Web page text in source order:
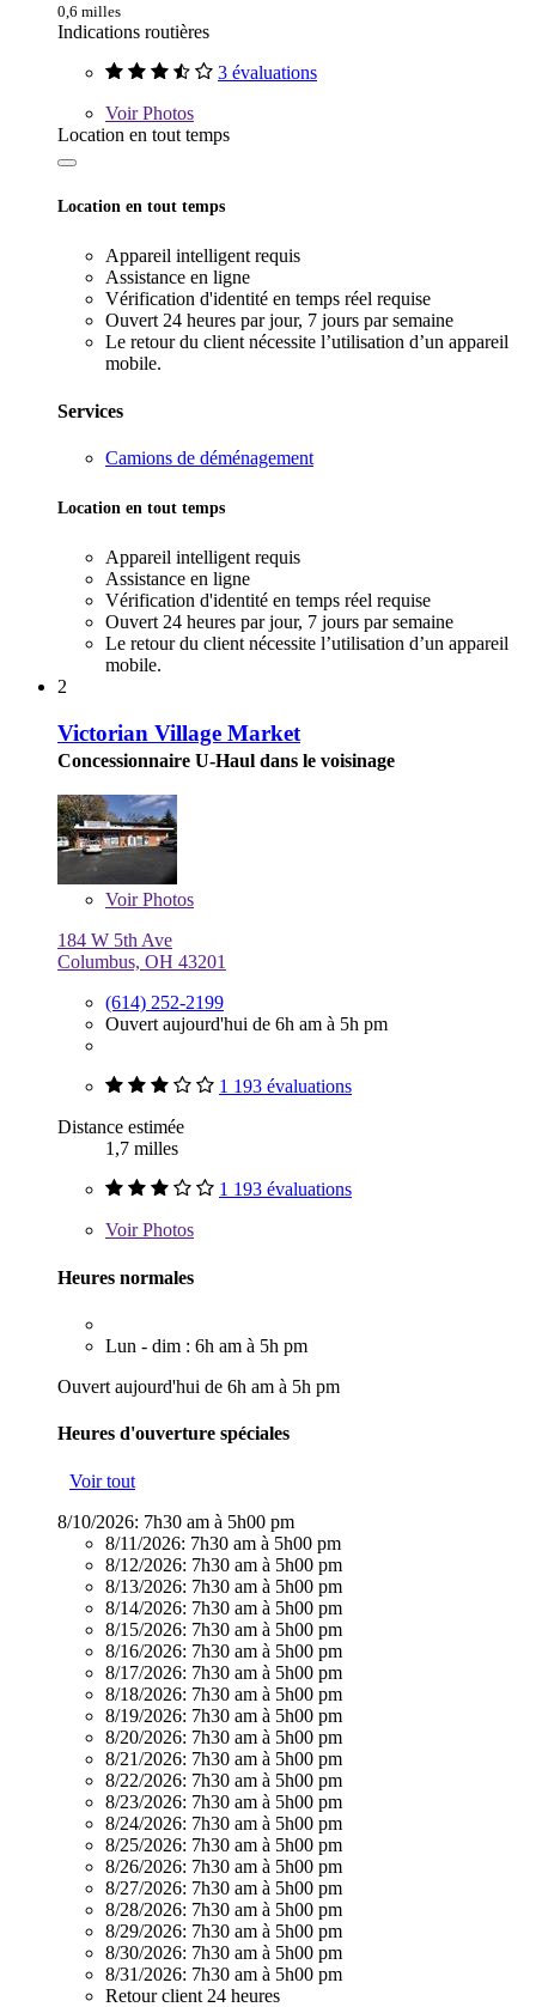
0,6 milles
Indications routières
3 évaluations
VoirPhotos
Location en tout temps
Location en tout temps
Appareil intelligent requis
Assistance en ligne
Vérification d'identité en temps réel requise
Ouvert 24 heures par jour, 7 jours par semaine
Le retour du client nécessite l’utilisation d’un appareil
mobile.
Services
Camions de déménagement
Location en tout temps
Appareil intelligent requis
Assistance en ligne
Vérification d'identité en temps réel requise
Ouvert 24 heures par jour, 7 jours par semaine
Le retour du client nécessite l’utilisation d’un appareil
mobile.
2
Victorian Village Market
Concessionnaire U-Haul dans le voisinage
VoirPhotos
184 W 5th Ave
Columbus, OH 43201
(614) 252-2199
Ouvert aujourd'hui de 6h am à 5h pm
1 193 évaluations
Distance estimée
1,7 milles
1 193 évaluations
VoirPhotos
Heures normales
Lun - dim : 6h am à 5h pm
Ouvert aujourd'hui de 6h am à 5h pm
Heures d'ouverture spéciales
Voir tout
8/10/2026: 7h30 am à 5h00 pm
8/11/2026: 7h30 am à 5h00 pm
8/12/2026: 7h30 am à 5h00 pm
8/13/2026: 7h30 am à 5h00 pm
8/14/2026: 7h30 am à 5h00 pm
8/15/2026: 7h30 am à 5h00 pm
8/16/2026: 7h30 am à 5h00 pm
8/17/2026: 7h30 am à 5h00 pm
8/18/2026: 7h30 am à 5h00 pm
8/19/2026: 7h30 am à 5h00 pm
8/20/2026: 7h30 am à 5h00 pm
8/21/2026: 7h30 am à 5h00 pm
8/22/2026: 7h30 am à 5h00 pm
8/23/2026: 7h30 am à 5h00 pm
8/24/2026: 7h30 am à 5h00 pm
8/25/2026: 7h30 am à 5h00 pm
8/26/2026: 7h30 am à 5h00 pm
8/27/2026: 7h30 am à 5h00 pm
8/28/2026: 7h30 am à 5h00 pm
8/29/2026: 7h30 am à 5h00 pm
8/30/2026: 7h30 am à 5h00 pm
8/31/2026: 7h30 am à 5h00 pm
Retour client 24 heures